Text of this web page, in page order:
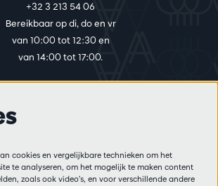
+32 3 213 54 06
Bereikbaar op di, do en vr
van 10:00 tot 12:30 en
van 14:00 tot 17:00.
Privacy
Verkoopsvoorwaarden
cookies en vergelijkbare technieken om het
te analyseren, om het mogelijk te maken content
zoals ook video’s, en voor verschillende andere